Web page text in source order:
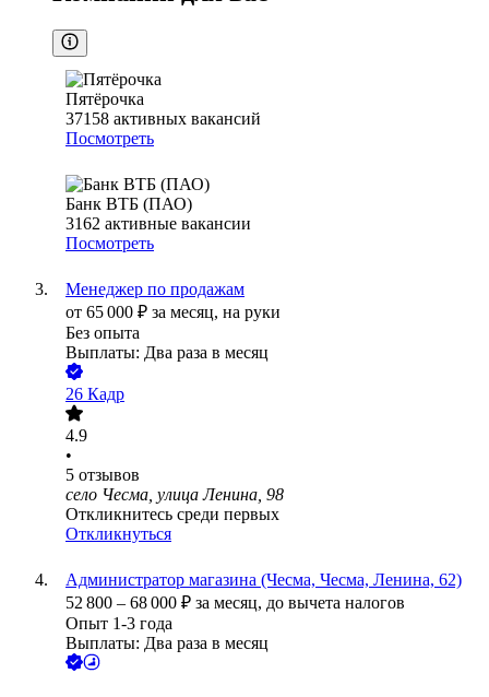
Пятёрочка
37158 активных вакансий
Посмотреть
Банк ВТБ (ПАО)
3162 активные вакансии
Посмотреть
Менеджер по продажам
от 65 000 ₽ за месяц, на руки
Без опыта
Выплаты: Два раза в месяц
26 Кадр
4.9
•
5 отзывов
село Чесма, улица Ленина, 98
Откликнитесь среди первых
Откликнуться
Администратор магазина (Чесма, Чесма, Ленина, 62)
52 800 – 68 000 ₽ за месяц, до вычета налогов
Опыт 1-3 года
Выплаты: Два раза в месяц